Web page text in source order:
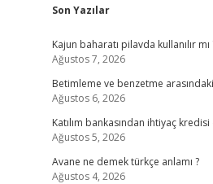
Sidebar
Son Yazılar
Kajun baharatı pilavda kullanılır mı
Ağustos 7, 2026
Betimleme ve benzetme
Ağustos 6, 2026
Katılım bankasından ihtiyaç
Ağustos 5, 2026
Avane ne demek türkçe anlamı ?
Ağustos 4, 2026